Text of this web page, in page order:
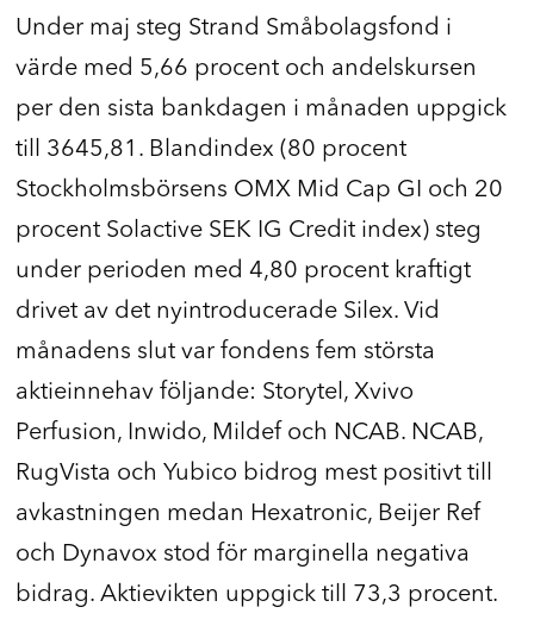
Under maj steg Strand Småbolagsfond i
värde med 5,66 procent och andelskursen
per den sista bankdagen i månaden uppgick
till 3645,81. Blandindex (80 procent
Stockholmsbörsens OMX Mid Cap GI och 20
procent Solactive SEK IG Credit index) steg
under perioden med 4,80 procent kraftigt
drivet av det nyintroducerade Silex. Vid
månadens slut var fondens fem största
aktieinnehav följande: Storytel, Xvivo
Perfusion, Inwido, Mildef och NCAB. NCAB,
RugVista och Yubico bidrog mest positivt till
avkastningen medan Hexatronic, Beijer Ref
och Dynavox stod för marginella negativa
bidrag. Aktievikten uppgick till 73,3 procent.